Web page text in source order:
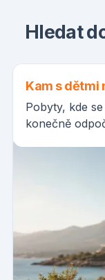
Hledat
Kam s dětmi
Pobyty, kde
konečně